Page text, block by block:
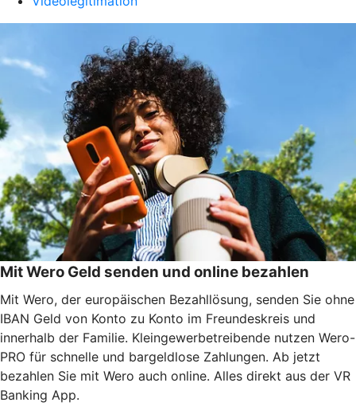
Mit Wero Geld senden und online bezahlen
Mit Wero, der europäischen Bezahllösung, senden Sie ohne
IBAN Geld von Konto zu Konto im Freundeskreis und
innerhalb der Familie. Kleingewerbetreibende nutzen Wero-
PRO für schnelle und bargeldlose Zahlungen. Ab jetzt
bezahlen Sie mit Wero auch online. Alles direkt aus der VR
Banking App.